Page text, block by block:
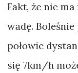
Fakt, że nie
wadę.
połowie
się 7km/h